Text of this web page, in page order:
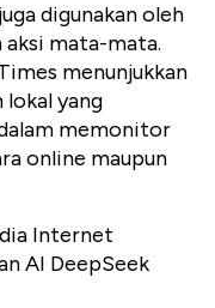
digunakan oleh
mata-mata.
menunjukkan
yang
memonitor
online maupun
Internet
AI DeepSeek